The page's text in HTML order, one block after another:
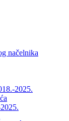
načelnika
2025.